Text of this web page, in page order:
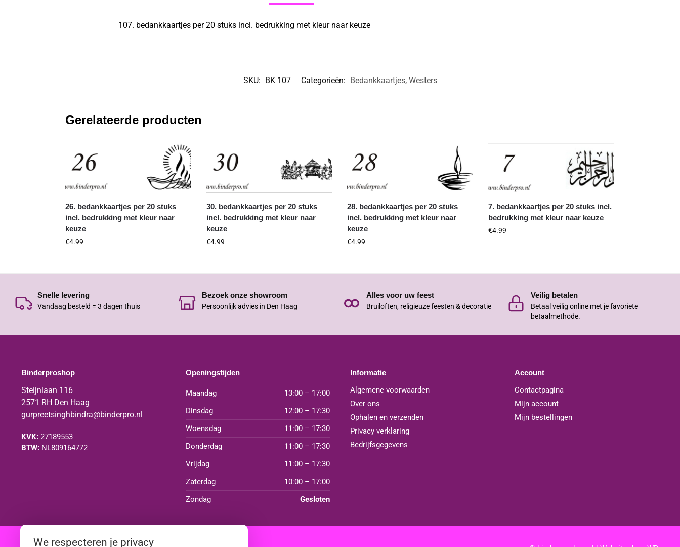
107. bedankkaartjes per 20 stuks incl. bedrukking met kleur naar keuze
SKU: BK 107 Categorieën: Bedankkaartjes, Westers
Gerelateerde producten
26. bedankkaartjes per 20 stuks
incl. bedrukking met kleur naar
keuze
€4.99
30. bedankkaartjes per 20 stuks
incl. bedrukking met kleur naar
keuze
€4.99
28. bedankkaartjes per 20 stuks
incl. bedrukking met kleur naar
keuze
€4.99
7. bedankkaartjes per 20 stuks incl.
bedrukking met kleur naar keuze
€4.99
Snelle levering
Vandaag besteld = 3 dagen thuis
Bezoek onze showroom
Persoonlijk advies in Den Haag
Alles voor uw feest
Bruiloften, religieuze feesten & decoratie
Veilig betalen
Betaal veilig online met je favoriete
betaalmethode.
Binderproshop
Steijnlaan 116
2571 RH Den Haag
gurpreetsinghbindra@binderpro.nl
KVK:27189553
BTW:NL809164772
Openingstijden
Maandag
13:00 – 17:00
Dinsdag
12:00 – 17:30
Woensdag
11:00 – 17:30
Donderdag
11:00 – 17:30
Vrijdag
11:00 – 17:30
Zaterdag
10:00 – 17:00
Zondag
Gesloten
Informatie
Algemene voorwaarden
Over ons
Ophalen en verzenden
Privacy verklaring
Bedrijfsgegevens
Account
Contactpagina
Mijn account
Mijn bestellingen
We respecteren je privacy